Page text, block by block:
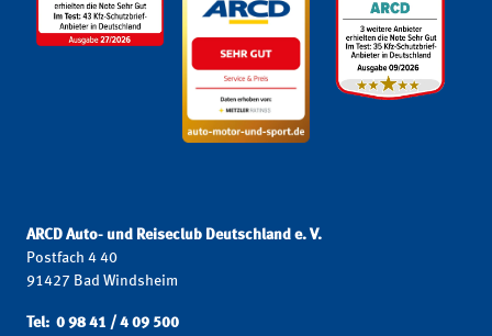
ARCD Auto- und Reiseclub Deutschland e. V.
Postfach 4 40
91427 Bad Windsheim
Tel: 0 98 41 / 4 09 500